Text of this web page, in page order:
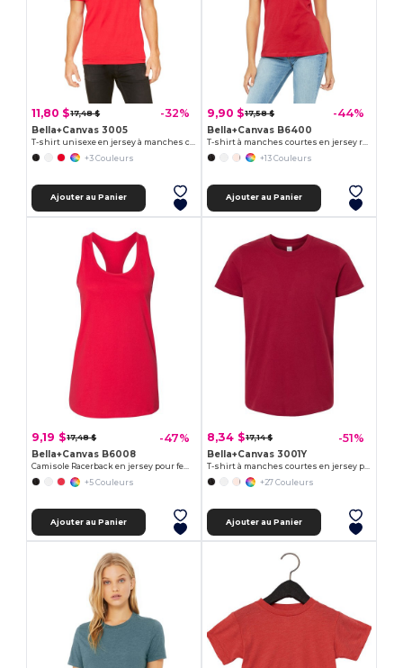
11,80 $17,48 $ -32%
Bella+Canvas 3005
+3 Couleurs
Ajouter au Panier
9,90 $17,58 $ -44%
Bella+Canvas B6400
+13 Couleurs
Ajouter au Panier
9,19 $17,48 $ -47%
Bella+Canvas B6008
Camisole Racerback en jersey pour femme
+5 Couleurs
Ajouter au Panier
8,34 $17,14 $ -51%
Bella+Canvas 3001Y
T-shirt à manches courtes en jersey pour les jeunes
+27 Couleurs
Ajouter au Panier